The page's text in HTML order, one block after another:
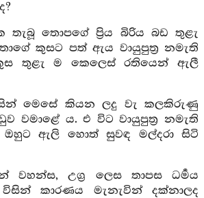
තැබූ තොපගේ ප්‍රිය බිරිය බඩ තුළැ
කුසට පත් ඇය වායුපුත්‍ර නමැති
කුස තුළැ ම කෙලෙස් රතියෙන් ඇලී
විසින් මෙසේ කියන ලදු වැ කලකිරුණු
වමාළේ ය. එ විට වායුපුත්‍ර නමැති
ඔහුට ඇලි හොත් සුවඳ මල්දරා සිටි
වහන්ස, උග්‍ර ලෙස තාපස ධර්‍මය
කාරණය මැනැවින් දක්නාලද